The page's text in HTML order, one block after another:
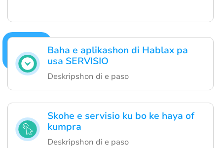
Baha e aplikashon di Hablax pa
usa SERVISIO
Deskripshon di e paso
Skohe e servisio ku bo ke haya of
kumpra
Deskripshon di e paso